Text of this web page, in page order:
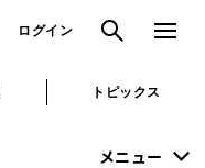
ログイン 検索 メニュ
トピックス
メニュー